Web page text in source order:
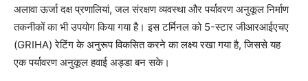
अलावा ऊर्जा दक्ष प्रणालियां, जल संरक्षण व्यवस्था और पर्यावरण अनुकूल निर्माण
तकनीकों का भी उपयोग किया गया है। इस टर्मिनल को 5-स्टार जीआरआईएचए
(GRIHA) रेटिंग के अनुरूप विकसित करने का लक्ष्य रखा गया है, जिससे यह
एक पर्यावरण अनुकूल हवाई अड्डा बन सके।